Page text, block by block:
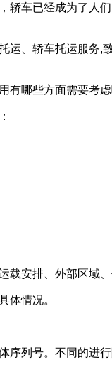
轿车已经成为了人
运、轿车托运服务
有哪些方面需要考虑
载安排、外部区域
体情况。
序列号。不同的进